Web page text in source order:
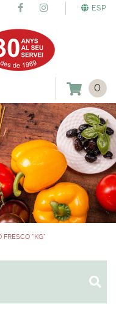
ESP
0
FRESCO *KG*